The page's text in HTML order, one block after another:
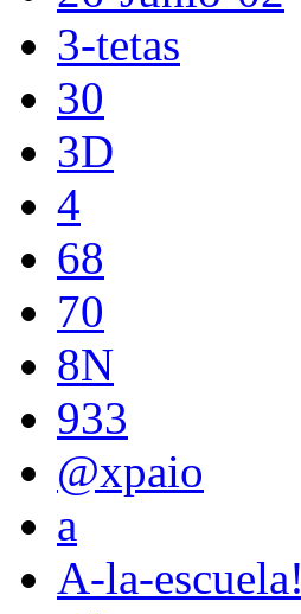
3-tetas
30
3D
4
68
70
8N
933
@xpaio
a
A-la-escuela!